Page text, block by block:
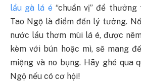
lẩu gà lá é“chuẩn vị” để thưởng
Tao Ngộ là điểm đến lý tưởng.
nước lẩu thơm mùi lá é, được
kèm với bún hoặc mì, sẽ mang
miệng và no bụng. Hãy ghé qua
Ngộ nếu có cơ hội!